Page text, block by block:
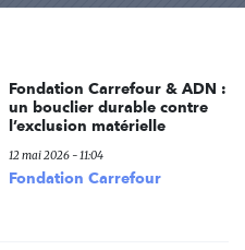
Fondation Carrefour & ADN :
un bouclier durable contre
l’exclusion matérielle
12 mai 2026 - 11:04
Fondation Carrefour